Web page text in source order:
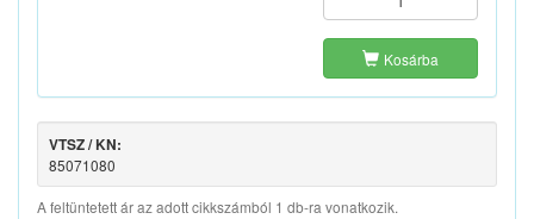
Kosárba
VTSZ / KN:
85071080
A feltüntetett ár az adott cikkszámból 1 db-ra vonatkozik.